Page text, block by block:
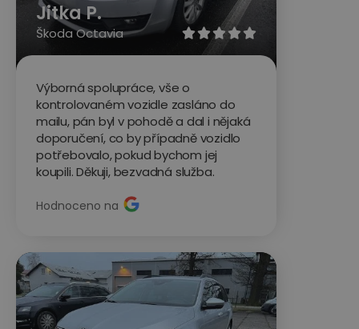
 
Jitka P.
Škoda Octavia
Výborná spolupráce, vše o
kontrolovaném vozidle zasláno do
mailu, pán byl v pohodě a dal i nějaká
doporučení, co by případně vozidlo
potřebovalo, pokud bychom jej
koupili. Děkuji, bezvadná služba.
Hodnoceno na